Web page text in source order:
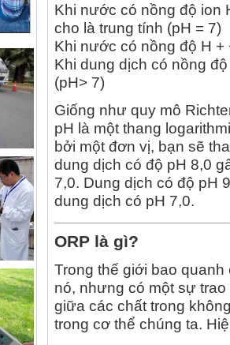
Khi nước có nồng độ ion
cho là trung tính (pH = 7)
Khi nước có nồng độ H
Khi dung dịch có nồng
(pH> 7)
Giống như quy mô
pH là một thang
bởi một đơn vị, bạn sẽ
dung dịch có độ pH 8,0
7,0. Dung dịch có độ pH
dung dịch có pH 7,0.
ORP là gì?
Trong thế giới bao
nó, nhưng có một sự
giữa các chất trong
trong cơ thể chúng ta.